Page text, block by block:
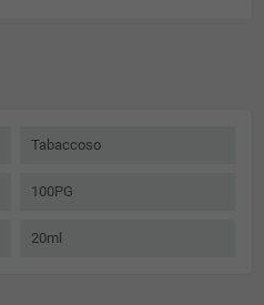
Tabaccoso
100PG
20ml